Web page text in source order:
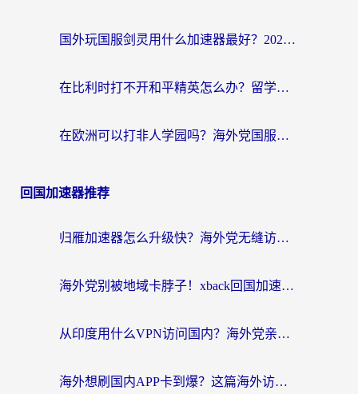
国外玩国服剑灵用什么加速器最好？2026海外玩家亲测指南（附魔兽世界怀旧服精灵之境加速技巧）
在比利时打不开和平精英怎么办？留学生亲测有效的国服游戏加速方案
在欧洲可以打非人学园吗？海外党国服游戏不卡顿的终极指南
回国加速器推荐
归雁加速器怎么升级快？海外党无缝访问国内资源的全攻略（附免费VPN推荐Dcard热门款）
海外党别被地域卡脖子！xback回国加速器选择全攻略，轻松刷剧玩国服
从印度用什么VPN访问国内？海外党亲测的无缝回国上网指南
海外想刷国内APP卡到爆？这篇海外访问国内服务器加速指南帮你解决所有问题